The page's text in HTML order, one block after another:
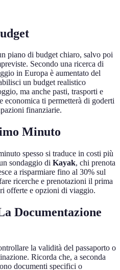
piano di budget chiaro, salvo poi
Secondo una ricerca di
in Europa è aumentato del
un budget realistico
ma anche pasti, trasporti e
economica ti permetterà di goderti
finanziarie.
Minuto
spesso si traduce in costi più
sondaggio di Kayak, chi prenota
a risparmiare fino al 30% sul
ricerche e prenotazioni il prima
offerte e opzioni di viaggio.
Documentazione
la validità del passaporto o
Ricorda che, a seconda
documenti specifici o